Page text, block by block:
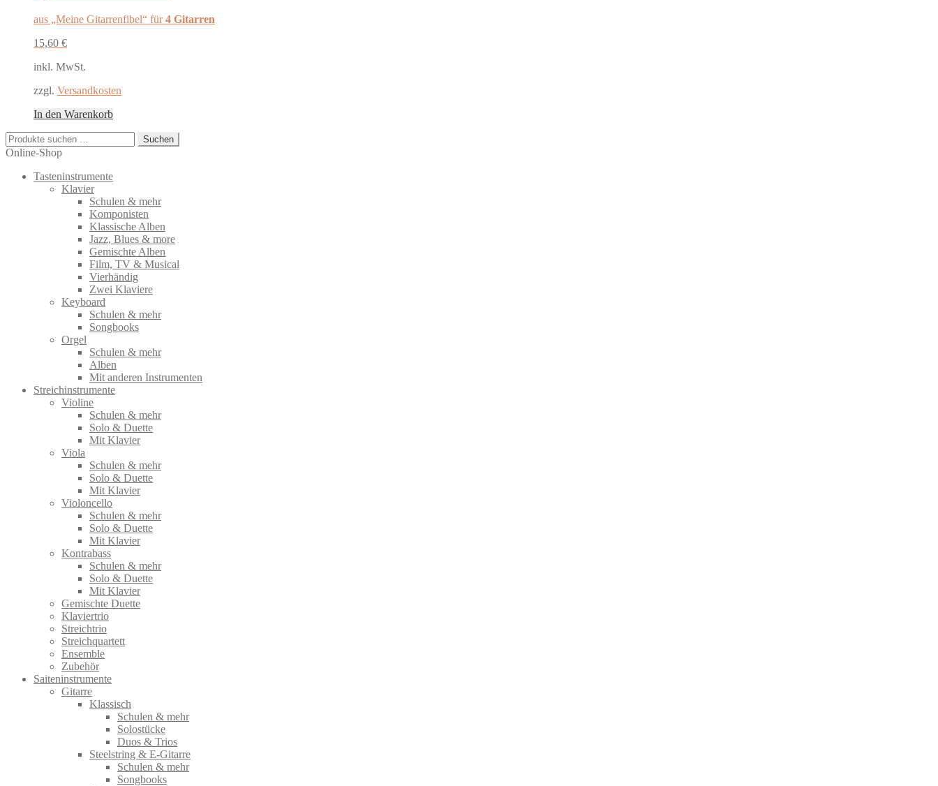
aus „Meine Gitarrenfibel“ für4 Gitarren
15,60 €
inkl. MwSt.
zzgl. Versandkosten
In den Warenkorb
Suchen
nach:
Suchen
Online-Shop
Tasteninstrumente
Klavier
Schulen & mehr
Komponisten
Klassische Alben
Jazz, Blues & more
Gemischte Alben
Film, TV & Musical
Vierhändig
Zwei Klaviere
Keyboard
Schulen & mehr
Songbooks
Orgel
Schulen & mehr
Alben
Mit anderen Instrumenten
Streichinstrumente
Violine
Schulen & mehr
Solo & Duette
Mit Klavier
Viola
Schulen & mehr
Solo & Duette
Mit Klavier
Violoncello
Schulen & mehr
Solo & Duette
Mit Klavier
Kontrabass
Schulen & mehr
Solo & Duette
Mit Klavier
Gemischte Duette
Klaviertrio
Streichtrio
Streichquartett
Ensemble
Zubehör
Saiteninstrumente
Gitarre
Klassisch
Schulen & mehr
Solostücke
Duos & Trios
Steelstring & E-Gitarre
Schulen & mehr
Songbooks